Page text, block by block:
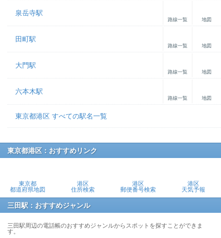
泉岳寺駅
路線一覧 地図
田町駅
路線一覧 地図
大門駅
路線一覧 地図
六本木駅
路線一覧 地図
東京都港区 すべての駅名一覧
東京都港区：おすすめリンク
東京都
都道府県地図
港区
住所検索
港区
郵便番号検索
港区
天気予報
三田駅：おすすめジャンル
三田駅周辺の電話帳のおすすめジャンルからスポットを探すことができま
す。